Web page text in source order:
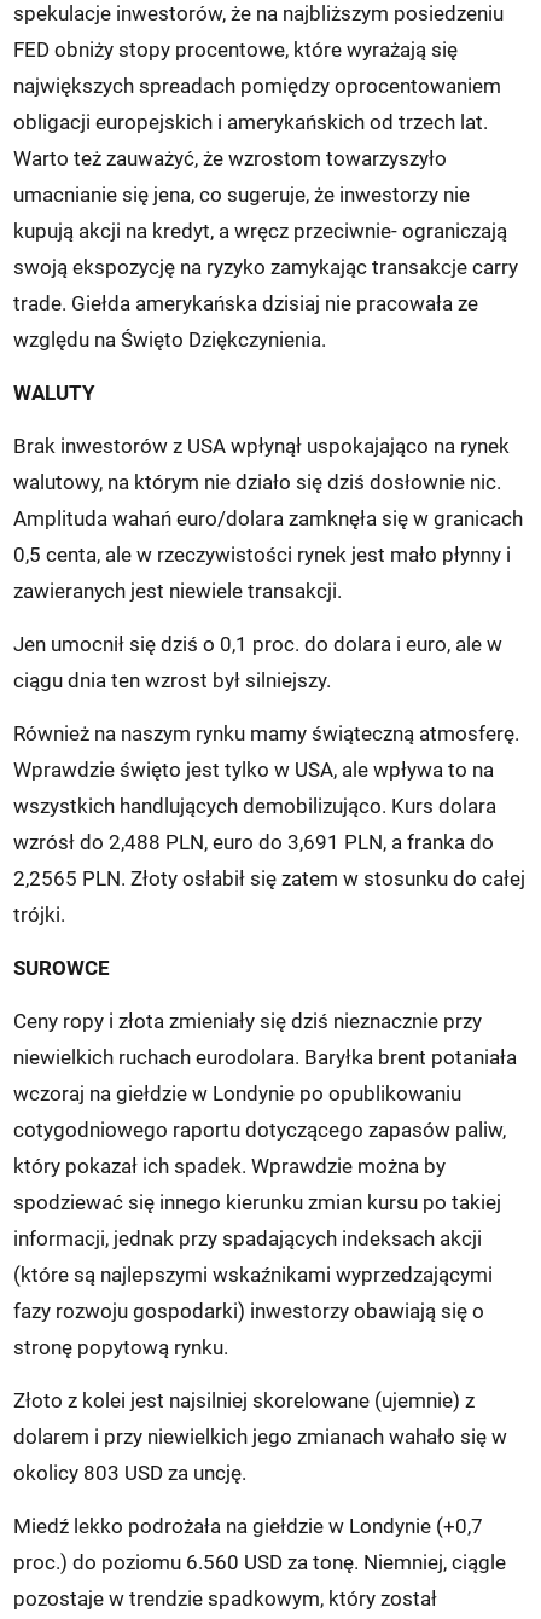
spekulacje inwestorów, że na najbliższym posiedzeniu
FED obniży stopy procentowe, które wyrażają się
największych spreadach pomiędzy oprocentowaniem
obligacji europejskich i amerykańskich od trzech lat.
Warto też zauważyć, że wzrostom towarzyszyło
umacnianie się jena, co sugeruje, że inwestorzy nie
kupują akcji na kredyt, a wręcz przeciwnie- ograniczają
swoją ekspozycję na ryzyko zamykając transakcje carry
trade. Giełda amerykańska dzisiaj nie pracowała ze
względu na Święto Dziękczynienia.
WALUTY
Brak inwestorów z USA wpłynął uspokajająco na rynek
walutowy, na którym nie działo się dziś dosłownie nic.
Amplituda wahań euro/dolara zamknęła się w granicach
0,5 centa, ale w rzeczywistości rynek jest mało płynny i
zawieranych jest niewiele transakcji.
Jen umocnił się dziś o 0,1 proc. do dolara i euro, ale w
ciągu dnia ten wzrost był silniejszy.
Również na naszym rynku mamy świąteczną atmosferę.
Wprawdzie święto jest tylko w USA, ale wpływa to na
wszystkich handlujących demobilizująco. Kurs dolara
wzrósł do 2,488 PLN, euro do 3,691 PLN, a franka do
2,2565 PLN. Złoty osłabił się zatem w stosunku do całej
trójki.
SUROWCE
Ceny ropy i złota zmieniały się dziś nieznacznie przy
niewielkich ruchach eurodolara. Baryłka brent potaniała
wczoraj na giełdzie w Londynie po opublikowaniu
cotygodniowego raportu dotyczącego zapasów paliw,
który pokazał ich spadek. Wprawdzie można by
spodziewać się innego kierunku zmian kursu po takiej
informacji, jednak przy spadających indeksach akcji
(które są najlepszymi wskaźnikami wyprzedzającymi
fazy rozwoju gospodarki) inwestorzy obawiają się o
stronę popytową rynku.
Złoto z kolei jest najsilniej skorelowane (ujemnie) z
dolarem i przy niewielkich jego zmianach wahało się w
okolicy 803 USD za uncję.
Miedź lekko podrożała na giełdzie w Londynie (+0,7
proc.) do poziomu 6.560 USD za tonę. Niemniej, ciągle
pozostaje w trendzie spadkowym, który został